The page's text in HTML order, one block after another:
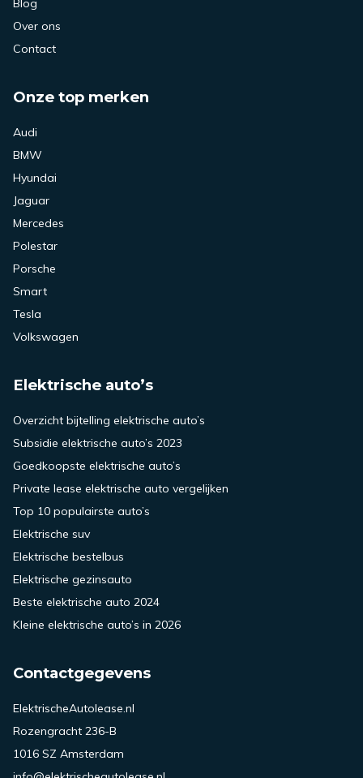
Blog
Over ons
Contact
Onze top merken
Audi
BMW
Hyundai
Jaguar
Mercedes
Polestar
Porsche
Smart
Tesla
Volkswagen
Elektrische auto’s
Overzicht bijtelling elektrische auto’s
Subsidie elektrische auto’s 2023
Goedkoopste elektrische auto’s
Private lease elektrische auto vergelijken
Top 10 populairste auto’s
Elektrische suv
Elektrische bestelbus
Elektrische gezinsauto
Beste elektrische auto 2024
Kleine elektrische auto’s in 2026
Contactgegevens
ElektrischeAutolease.nl
Rozengracht 236-B
1016 SZ Amsterdam